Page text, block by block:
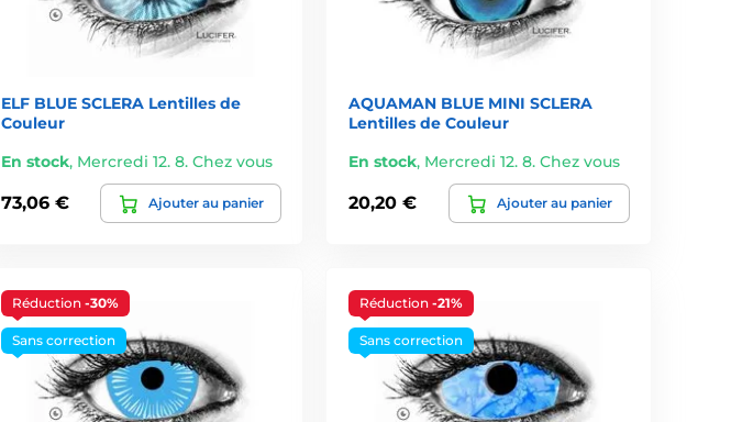
ELF BLUE SCLERA Lentilles de
Couleur
En stock, Mercredi 12. 8. Chez vous
73,06 € Ajouter au panier
AQUAMAN BLUE MINI SCLERA
Lentilles de Couleur
En stock, Mercredi 12. 8. Chez vous
20,20 € Ajouter au panier
Réduction -30%
Sans correction
Réduction-21%
Sans correction